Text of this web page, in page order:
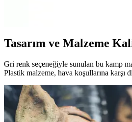
Tasarım ve Malzeme
Gri renk seçeneğiyle sunulan bu kamp
Plastik malzeme, hava koşullarına karşı